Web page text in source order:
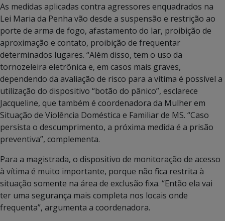
As medidas aplicadas contra agressores enquadrados na
Lei Maria da Penha vão desde a suspensão e restrição ao
porte de arma de fogo, afastamento do lar, proibição de
aproximação e contato, proibição de frequentar
determinados lugares. “Além disso, tem o uso da
tornozeleira eletrônica e, em casos mais graves,
dependendo da avaliação de risco para a vítima é possível a
utilização do dispositivo “botão do pânico”, esclarece
Jacqueline, que também é coordenadora da Mulher em
Situação de Violência Doméstica e Familiar de MS. “Caso
persista o descumprimento, a próxima medida é a prisão
preventiva”, complementa.
Para a magistrada, o dispositivo de monitoração de acesso
à vítima é muito importante, porque não fica restrita à
situação somente na área de exclusão fixa. “Então ela vai
ter uma segurança mais completa nos locais onde
frequenta”, argumenta a coordenadora.